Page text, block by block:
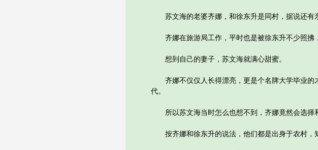
苏文海的老婆齐娜，和徐东升是同村，据说还有
齐娜在旅游局工作，平时也是被徐东升不少照拂
想到自己的妻子，苏文海就满心甜蜜。
齐娜不仅仅人长得漂亮，更是个名牌大学毕业的
代。
所以苏文海当时怎么也想不到，齐娜竟然会选择
按齐娜和徐东升的说法，他们都是出身于农村，